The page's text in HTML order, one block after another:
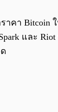
าคา Bitcoin
และ